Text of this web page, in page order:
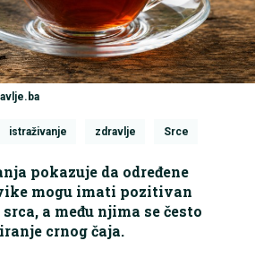
istraživanje zdravlje Srce
pokazuje da određene
mogu imati pozitivan
a među njima se često
crnog čaja.